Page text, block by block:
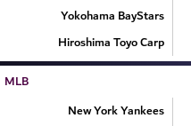
Yokohama BayStars
Hiroshima Toyo Carp
MLB
New York Yankees